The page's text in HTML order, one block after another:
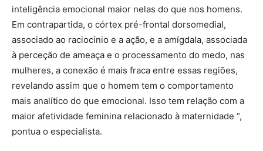
inteligência emocional maior nelas do que nos homens.
Em contrapartida, o córtex pré-frontal dorsomedial,
associado ao raciocínio e a ação, e a amígdala, associada
à perceção de ameaça e o processamento do medo, nas
mulheres, a conexão é mais fraca entre essas regiões,
revelando assim que o homem tem o comportamento
mais analítico do que emocional. Isso tem relação com a
maior afetividade feminina relacionado à maternidade “,
pontua o especialista.